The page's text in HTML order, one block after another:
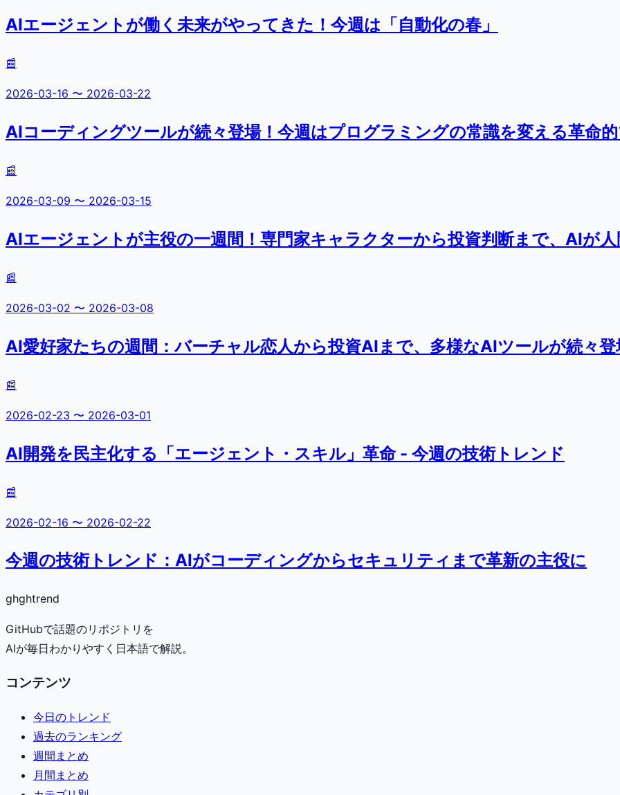
AIエージェントが働く未来がやってきた！今週は「自動化の春」
📰
2026-03-16 〜 2026-03-22
AIコーディングツールが続々登場！今週はプログラミングの常識を変える革命的
📰
2026-03-09 〜 2026-03-15
AIエージェントが主役の一週間！専門家キャラクターから投資判断まで、AIが
📰
2026-03-02 〜 2026-03-08
AI愛好家たちの週間：バーチャル恋人から投資AIまで、多様なAIツールが続々登
📰
2026-02-23 〜 2026-03-01
AI開発を民主化する「エージェント・スキル」革命 - 今週の技術トレンド
📰
2026-02-16 〜 2026-02-22
今週の技術トレンド：AIがコーディングからセキュリティまで革新の主役に
ghghtrend
GitHubで話題のリポジトリを
AIが毎日わかりやすく日本語で解説。
コンテンツ
今日のトレンド
過去のランキング
週間まとめ
月間まとめ